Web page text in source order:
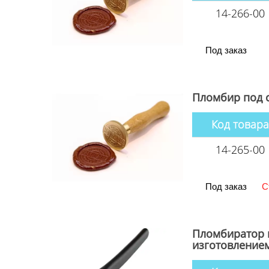
14-266-00
Под заказ
Пломбир под
Код товара
14-265-00
Под заказ
Пломбиратор